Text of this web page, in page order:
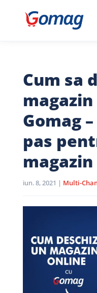
Cum sa
Gomag
pas
magazin
iun. 8, 2021 | Multi-